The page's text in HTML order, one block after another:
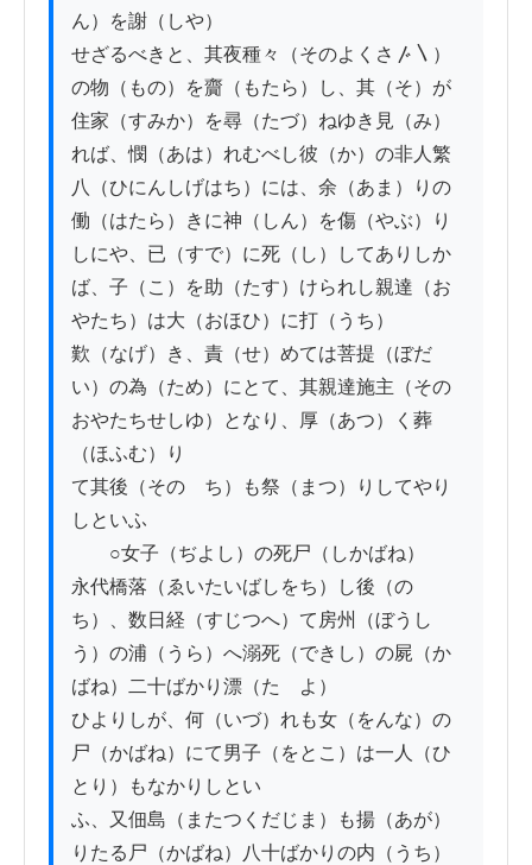
ん）を謝（しや）
せざるべきと、其夜種々（そのよくさ〴〵）
の物（もの）を齎（もたら）し、其（そ）が
住家（すみか）を尋（たづ）ねゆき見（み）
れば、憫（あは）れむべし彼（か）の非人繁
八（ひにんしげはち）には、余（あま）りの
働（はたら）きに神（しん）を傷（やぶ）り
しにや、已（すで）に死（し）してありしか
ば、子（こ）を助（たす）けられし親達（お
やたち）は大（おほひ）に打（うち）
歎（なげ）き、責（せ）めては菩提（ぼだ
い）の為（ため）にとて、其親達施主（その
おやたちせしゆ）となり、厚（あつ）く葬
（ほふむ）り
て其後（そのゝち）も祭（まつ）りしてやり
しといふ
○女子（ぢよし）の死尸（しかばね）
永代橋落（ゑいたいばしをち）し後（の
ち）、数日経（すじつへ）て房州（ぼうし
う）の浦（うら）へ溺死（できし）の屍（か
ばね）二十ばかり漂（たゝよ）
ひよりしが、何（いづ）れも女（をんな）の
尸（かばね）にて男子（をとこ）は一人（ひ
とり）もなかりしとい
ふ、又佃島（またつくだじま）も揚（あが）
りたる尸（かばね）八十ばかりの内（うち）